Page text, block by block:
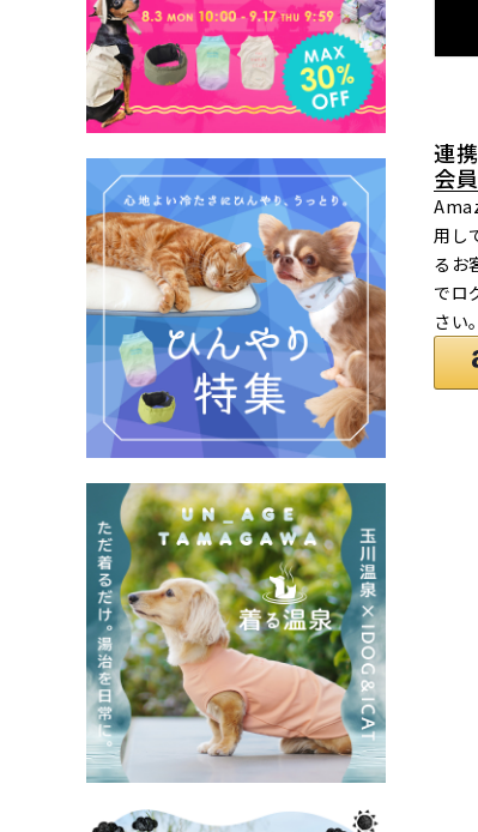
連
会
用し
るお
でロ
さい。